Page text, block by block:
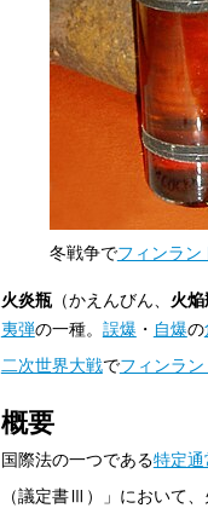
冬戦争でフィンラン
火炎瓶（かえんびん、 火焔
夷弾の一種。 誤爆 ・ 自爆の
二次世界大戦でフィンラン
概要
国際法の一つである特定
（議定書Ⅲ）」において